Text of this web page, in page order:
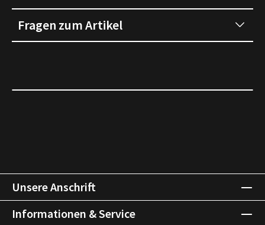
Fragen zum Artikel
Unsere Anschrift
Informationen & Service